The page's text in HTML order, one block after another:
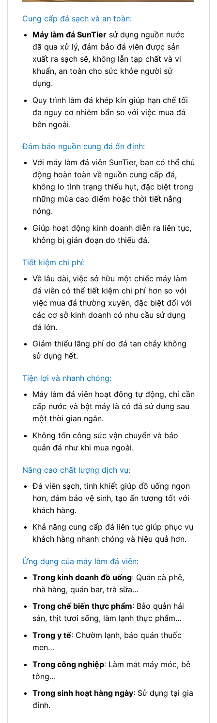
Cung cấp đá sạch và an toàn:
Máy làm đá SunTiersử dụng nguồn nước
đã qua xử lý, đảm bảo đá viên được sản
xuất ra sạch sẽ, không lẫn tạp chất và vi
khuẩn, an toàn cho sức khỏe người sử
dụng.
Quy trình làm đá khép kín giúp hạn chế tối
đa nguy cơ nhiễm bẩn so với việc mua đá
bên ngoài.
Đảm bảo nguồn cung đá ổn định:
Với máy làm đá viên SunTier, bạn có thể chủ
động hoàn toàn về nguồn cung cấp đá,
không lo tình trạng thiếu hụt, đặc biệt trong
những mùa cao điểm hoặc thời tiết nắng
nóng.
Giúp hoạt động kinh doanh diễn ra liên tục,
không bị gián đoạn do thiếu đá.
Tiết kiệm chi phí:
Về lâu dài, việc sở hữu một chiếc máy làm
đá viên có thể tiết kiệm chi phí hơn so với
việc mua đá thường xuyên, đặc biệt đối với
các cơ sở kinh doanh có nhu cầu sử dụng
đá lớn.
Giảm thiểu lãng phí do đá tan chảy không
sử dụng hết.
Tiện lợi và nhanh chóng:
Máy làm đá viên hoạt động tự động, chỉ cần
cấp nước và bật máy là có đá sử dụng sau
một thời gian ngắn.
Không tốn công sức vận chuyển và bảo
quản đá như khi mua ngoài.
Nâng cao chất lượng dịch vụ:
Đá viên sạch, tinh khiết giúp đồ uống ngon
hơn, đảm bảo vệ sinh, tạo ấn tượng tốt với
khách hàng.
Khả năng cung cấp đá liên tục giúp phục vụ
khách hàng nhanh chóng và hiệu quả hơn.
Ứng dụng của máy làm đá viên:
Trong kinh doanh đồ uống: Quán cà phê,
nhà hàng, quán bar, trà sữa…
Trong chế biến thực phẩm: Bảo quản hải
sản, thịt tươi sống, làm lạnh thực phẩm…
Trong y tế: Chườm lạnh, bảo quản thuốc
men…
Trong công nghiệp: Làm mát máy móc, bê
tông…
Trong sinh hoạt hàng ngày: Sử dụng tại gia
đình.